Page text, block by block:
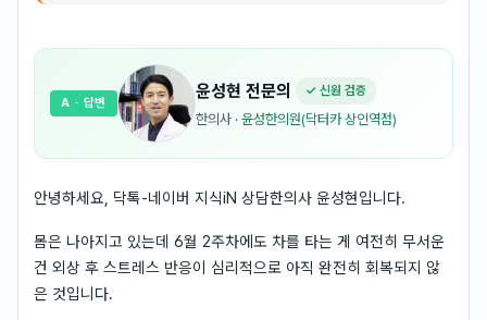
윤성현 전문의 ✓ 신원 검증
한의사 · 윤성한의원(닥터카 상인역점)
A · 답변
안녕하세요, 닥톡-네이버 지식iN 상담한의사 윤성현입니다.
몸은 나아지고 있는데 6월 2주차에도 차를 타는 게 여전히 무서운
건 외상 후 스트레스 반응이 심리적으로 아직 완전히 회복되지 않
은 것입니다.